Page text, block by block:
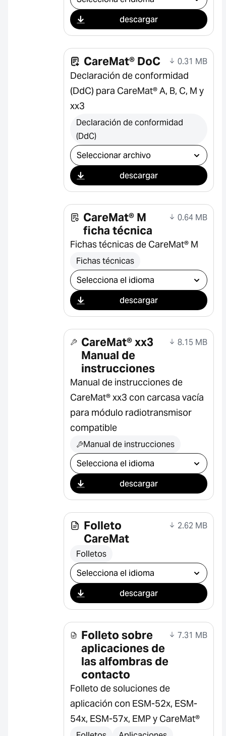
descargar
CareMat® DoC 0.31 MB
Declaración de conformidad
(DdC) para CareMat® A, B, C, M y
xx3
Declaración de conformidad
(DdC)
Seleccionar descarga
descargar
CareMat® M
ficha técnica
0.64 MB
Fichas técnicas de CareMat® M
Fichas técnicas
Seleccionar descarga
descargar
CareMat® xx3
Manual de
instrucciones
8.15 MB
Manual de instrucciones de
CareMat® xx3 con carcasa vacía
para módulo radiotransmisor
compatible
Manual de instrucciones
Seleccionar descarga
descargar
Folleto
CareMat
2.62 MB
Folletos
Seleccionar descarga
descargar
Folleto sobre
aplicaciones de
las alfombras de
contacto
7.31 MB
Folleto de soluciones de
aplicación con ESM-52x, ESM-
54x, ESM-57x, EMP y CareMat®